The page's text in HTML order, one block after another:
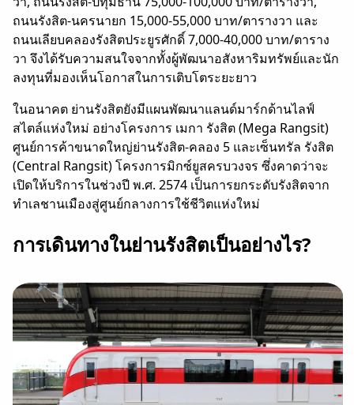
ถนนรังสิต-นครนายก 15,000-55,000 บาท/ตารางวา และ
ถนนเลียบคลองรังสิตประยูรศักดิ์ 7,000-40,000 บาท/ตาราง
วา จึงได้รับความสนใจจากทั้งผู้พัฒนาอสังหาริมทรัพย์และนัก
ลงทุนที่มองเห็นโอกาสในการเติบโตระยะยาว
ในอนาคต ย่านรังสิตยังมีแผนพัฒนาแลนด์มาร์กด้านไลฟ์
สไตล์แห่งใหม่ อย่างโครงการ เมกา รังสิต (Mega Rangsit)
ศูนย์การค้าขนาดใหญ่ย่านรังสิต-คลอง 5 และเซ็นทรัล รังสิต
(Central Rangsit) โครงการมิกซ์ยูสครบวงจร ซึ่งคาดว่าจะ
เปิดให้บริการในช่วงปี พ.ศ. 2574 เป็นการยกระดับรังสิตจาก
ทำเลชานเมืองสู่ศูนย์กลางการใช้ชีวิตแห่งใหม่
การเดินทางในย่านรังสิตเป็นอย่างไร?